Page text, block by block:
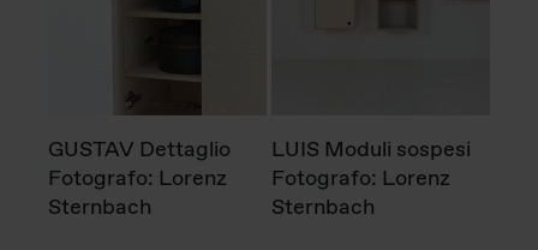
GUSTAV Dettaglio
Fotografo: Lorenz
Sternbach
LUIS Moduli sospesi
Fotografo: Lorenz
Sternbach